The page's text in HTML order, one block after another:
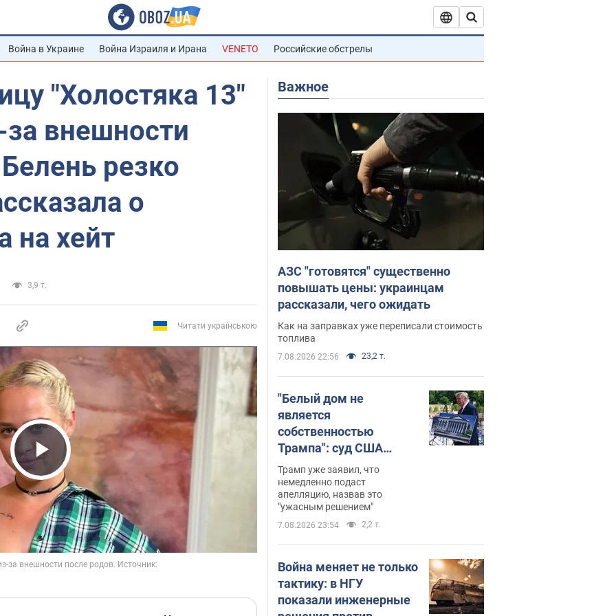
Война в Украине Война Израиля и Ирана VENETO Российские обстрелы
"Холостяка 13"
за внешности
резко
о
на хейт
3,9 т.
Читати українською
Play Video
Важное
АЗС "готовятся" существенно
повышать цены: украинцам
рассказали, чего ожидать
Как на заправках уже переписали стоимость
топлива
7.08.2026 22:56 23,2 т.
"Белый дом не
является
собственностью
Трампа": суд США
приостановил
строительство
бального зала
стоимостью 400 млн
долларов
Трамп уже заявил, что
немедленно подаст
апелляцию, назвав это
"ужасным решением"
7.08.2026 23:54 2,2 т.
Война меняет не только
тактику: в НГУ
показали инженерные